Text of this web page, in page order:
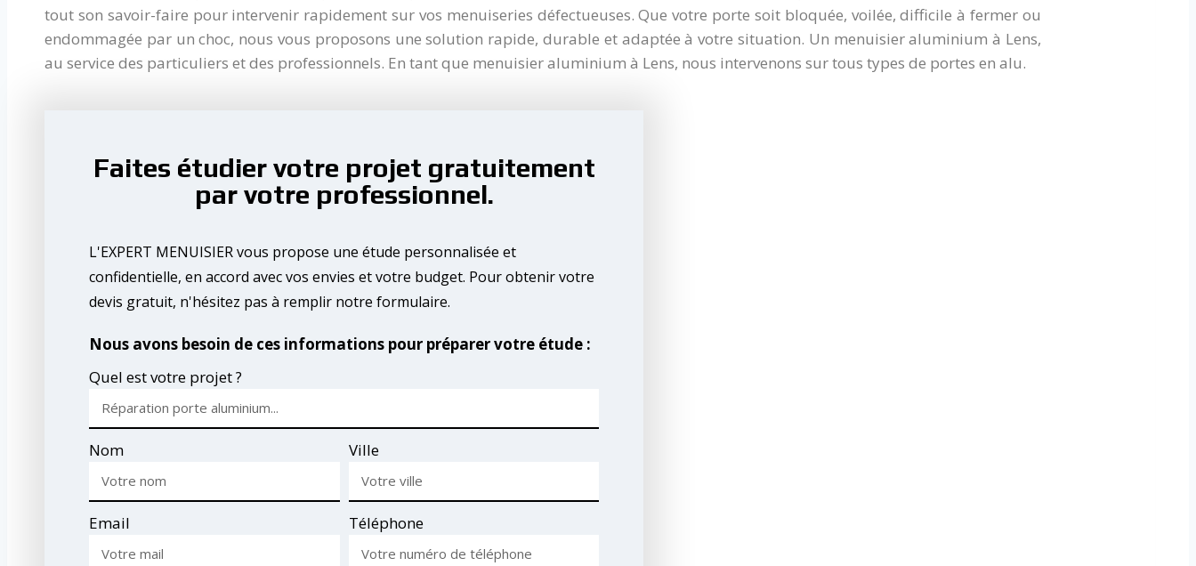
tout son savoir-faire pour intervenir rapidement sur vos menuiseries défectueuses. Que votre porte soit bloquée, voilée, difficile à fermer ou
endommagée par un choc, nous vous proposons une solution rapide, durable et adaptée à votre situation. Un menuisier aluminium à Lens,
au service des particuliers et des professionnels. En tant que menuisier aluminium à Lens, nous intervenons sur tous types de portes en alu.
Faites étudier votre projet gratuitement
par votre professionnel.
L'EXPERT MENUISIER vous propose une étude personnalisée et
confidentielle, en accord avec vos envies et votre budget. Pour obtenir votre
devis gratuit, n'hésitez pas à remplir notre formulaire.
Nous avons besoin de ces informations pour préparer votre étude :
Quel est votre projet ?
Nom Ville
Email Téléphone